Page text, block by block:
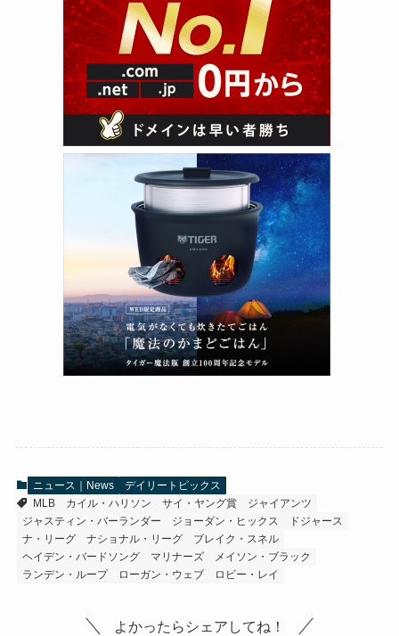
ニュース｜News
デイリートピックス
MLB
カイル・ハリソン サイ・ヤング賞
ジャイアンツ
ジャスティン・バーランダー
ジョーダン・ヒックス
ドジャース
ナ・リーグ
ナショナル・リーグ
ブレイク・スネル
ヘイデン・バードソング
マリナーズ
メイソン・ブラック
ランデン・ループ
ローガン・ウェブ ロビー・レイ
よかったらシェアしてね！